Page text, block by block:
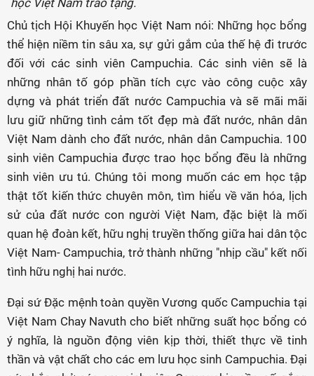
học Việt Nam trao tặng.
Chủ tịch Hội Khuyến học Việt Nam nói: Những học bổng
thể hiện niềm tin sâu xa, sự gửi gắm của thế hệ đi trước
đối với các sinh viên Campuchia. Các sinh viên sẽ là
những nhân tố góp phần tích cực vào công cuộc xây
dựng và phát triển đất nước Campuchia và sẽ mãi mãi
lưu giữ những tình cảm tốt đẹp mà đất nước, nhân dân
Việt Nam dành cho đất nước, nhân dân Campuchia. 100
sinh viên Campuchia được trao học bổng đều là những
sinh viên ưu tú. Chúng tôi mong muốn các em học tập
thật tốt kiến thức chuyên môn, tìm hiểu về văn hóa, lịch
sử của đất nước con người Việt Nam, đặc biệt là mối
quan hệ đoàn kết, hữu nghị truyền thống giữa hai dân tộc
Việt Nam- Campuchia, trở thành những "nhịp cầu" kết nối
tình hữu nghị hai nước.
Đại sứ Đặc mệnh toàn quyền Vương quốc Campuchia tại
Việt Nam Chay Navuth cho biết những suất học bổng có
ý nghĩa, là nguồn động viên kịp thời, thiết thực về tinh
thần và vật chất cho các em lưu học sinh Campuchia. Đại